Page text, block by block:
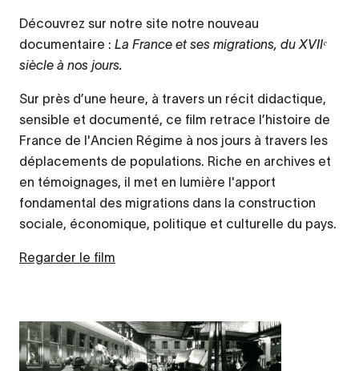
Découvrez sur notre site notre nouveau
documentaire : La France et ses migrations, du XVIIᵉ
siècle à nos jours.
Sur près d’une heure, à travers un récit didactique,
sensible et documenté, ce film retrace l’histoire de
France de l'Ancien Régime à nos jours à travers les
déplacements de populations. Riche en archives et
en témoignages, il met en lumière l'apport
fondamental des migrations dans la construction
sociale, économique, politique et culturelle du pays.
Regarder le film